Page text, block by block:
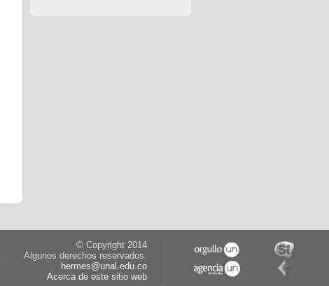
© Copyright 2014
Algunos derechos reservados.
hermes@unal.edu.co
Acerca de este sitio web